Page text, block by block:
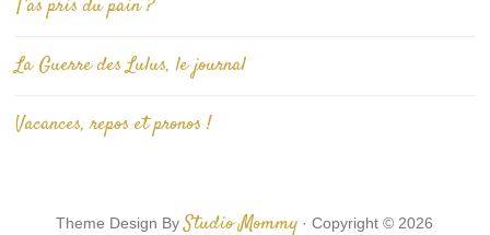
T’as pris du pain ?
La Guerre des Lulus, le journal
Vacances, repos et pronos !
Theme Design ByStudio Mommy · Copyright © 2026